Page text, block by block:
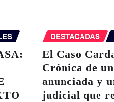
DESTACADAS
El Caso
Crónica de
anunciada y
judicial que